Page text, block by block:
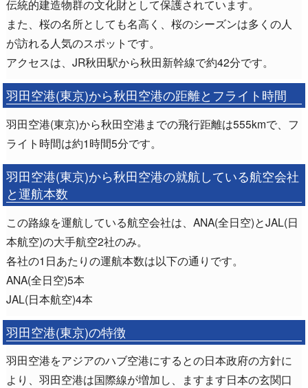
伝統的建造物群の文化財として保護されています。
また、桜の名所としても名高く、桜のシーズンは多くの人
が訪れる人気のスポットです。
アクセスは、JR秋田駅から秋田新幹線で約42分です。
羽田空港(東京)から秋田空港の距離とフライト時間
羽田空港(東京)から秋田空港までの飛行距離は555kmで、フ
ライト時間は約1時間5分です。
羽田空港(東京)から秋田空港の就航している航空会社
と運航本数
この路線を運航している航空会社は、ANA(全日空)とJAL(日
本航空)の大手航空2社のみ。
各社の1日あたりの運航本数は以下の通りです。
ANA(全日空)5本
JAL(日本航空)4本
羽田空港(東京)の特徴
羽田空港をアジアのハブ空港にするとの日本政府の方針に
より、羽田空港は国際線が増加し、ますます日本の玄関口